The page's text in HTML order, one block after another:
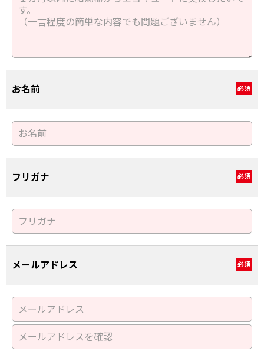
お名前 必須
フリガナ 必須
メールアドレス 必須